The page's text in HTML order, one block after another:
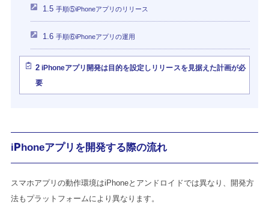
1.5 手順⑤iPhoneアプリのリリース
1.6 手順⑥iPhoneアプリの運用
2iPhoneアプリ開発は目的を設定しリリースを見据えた計画が必
要
iPhoneアプリを開発する際の流れ
スマホアプリの動作環境はiPhoneとアンドロイドでは異なり、開発方
法もプラットフォームにより異なります。